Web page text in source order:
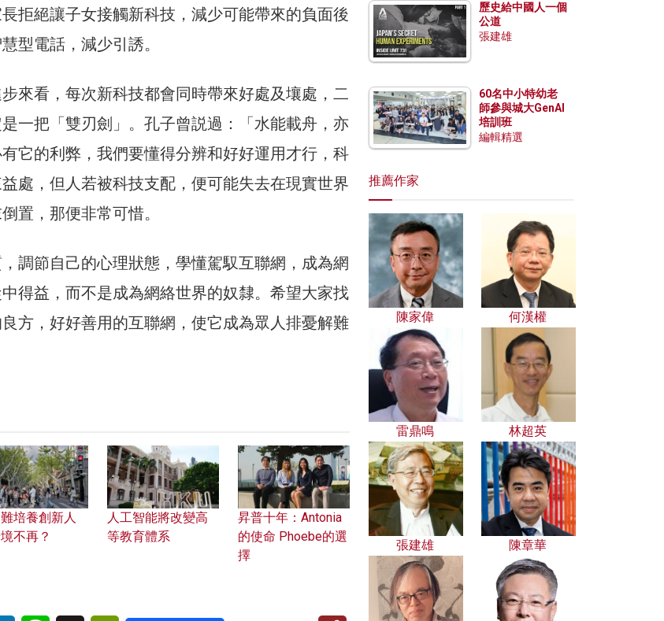
拒絕讓子女接觸新科技，減少可能帶來的負面後
型電話，減少引誘。
來看，每次新科技都會同時帶來好處及壤處，二
一把「雙刃劍」。孔子曾説過：「水能載舟，亦
它的利弊，我們要懂得分辨和好好運用才行，科
處，但人若被科技支配，便可能失去在現實世界
置，那便非常可惜。
調節自己的心理狀態，學懂駕馭互聯網，成為網
得益，而不是成為網絡世界的奴隸。希望大家找
方，好好善用的互聯網，使它成為眾人排憂解難
培養創新人
不再？
人工智能將改變高
等教育體系
昇普十年：Antonia
的使命 Phoebe的選
擇
歷史給中國人一個
公道
張建雄
60名中小特幼老
師參與城大GenAI
培訓班
編輯精選
推薦作家
陳家偉 何漢權
雷鼎鳴 林超英
張建雄 陳章華